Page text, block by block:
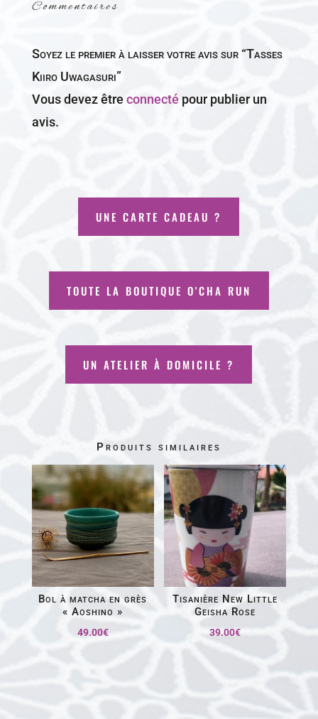
Commentaires
Soyez le premier à laisser votre avis sur “Tasses
Kiiro Uwagasuri”
Vous devez êtreconnecté pour publier un
avis.
UNE CARTE CADEAU ?
TOUTE LA BOUTIQUE O'CHA RUN
UN ATELIER À DOMICILE ?
Produits similaires
Bol à matcha en grès
« Aoshino »
49.00€
Tisanière New Little
Geisha Rose
39.00€